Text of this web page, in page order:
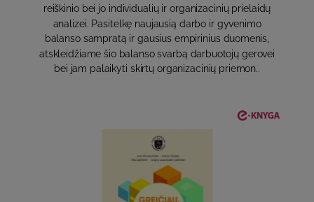
reiškinio bei jo individualių ir organizacinių prielaidų
analizei. Pasitelkę naujausią darbo ir gyvenimo
balanso sampratą ir gausius empirinius duomenis,
atskleidžiame šio balanso svarbą darbuotojų gerovei
bei jam palaikyti skirtų organizacinių priemon..